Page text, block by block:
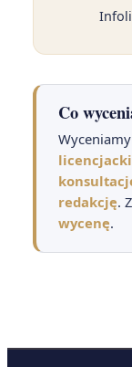
Co
Wyceniamy
redakcję.
wycenę.